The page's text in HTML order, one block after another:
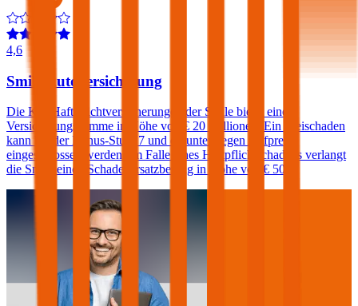
4,6
Smile Autoversicherung
Die Kfz-Haftpflichtversicherungen der Smile bietet eine
Versicherungssumme in Höhe von € 20 Millionen. Ein Freischaden
kann bei der Bonus-Stufe 7 und darunter gegen Aufpreis
eingeschlossen werden. Im Falle eines Haftpflichtschadens verlangt
die Smile einen Schadenersatzbeitrag in Höhe von € 500.